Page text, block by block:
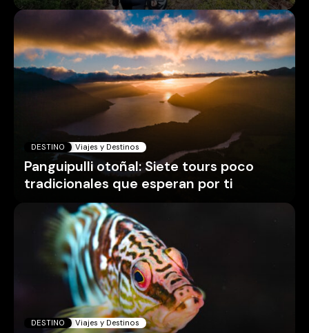
DESTINO Viajes y Destinos
Panguipulli otoñal: Siete tours poco
tradicionales que esperan por ti
DESTINO Viajes y Destinos